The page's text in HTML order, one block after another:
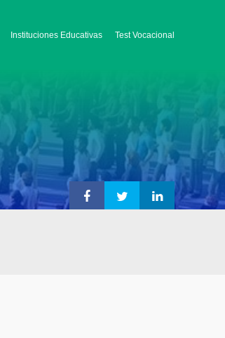
Instituciones Educativas Test Vocacional